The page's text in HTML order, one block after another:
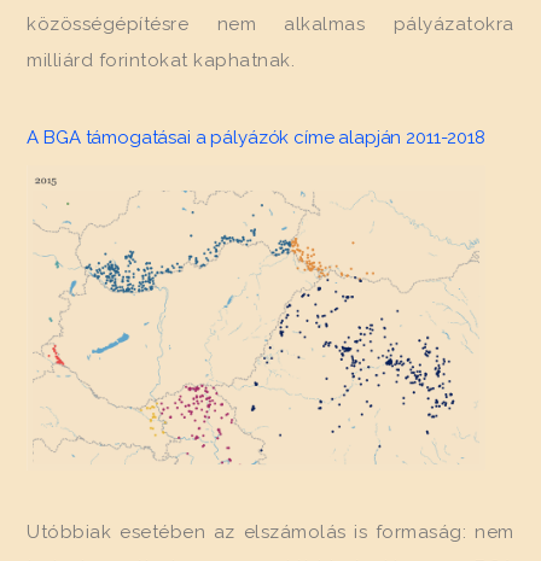
közösségépítésre nem alkalmas pályázatokra
milliárd forintokat kaphatnak.
A BGA támogatásai a pályázók címe alapján 2011-2018
Utóbbiak esetében az elszámolás is formaság: nem